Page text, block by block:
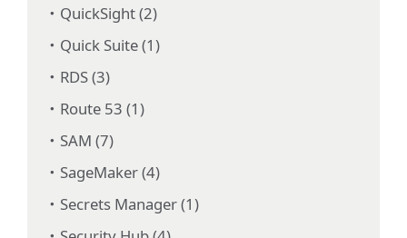
QuickSight (2)
Quick Suite (1)
RDS (3)
Route 53 (1)
SAM (7)
SageMaker (4)
Secrets Manager (1)